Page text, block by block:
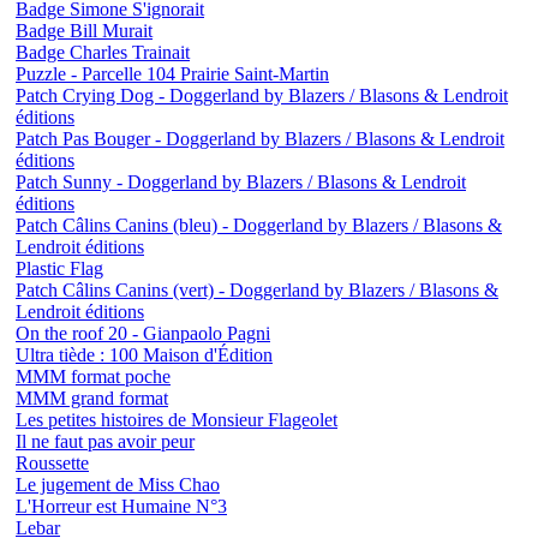
Badge Simone S'ignorait
Badge Bill Murait
Badge Charles Trainait
Puzzle - Parcelle 104 Prairie Saint-Martin
Patch Crying Dog - Doggerland by Blazers / Blasons & Lendroit
éditions
Patch Pas Bouger - Doggerland by Blazers / Blasons & Lendroit
éditions
Patch Sunny - Doggerland by Blazers / Blasons & Lendroit
éditions
Patch Câlins Canins (bleu) - Doggerland by Blazers / Blasons &
Lendroit éditions
Plastic Flag
Patch Câlins Canins (vert) - Doggerland by Blazers / Blasons &
Lendroit éditions
On the roof 20 - Gianpaolo Pagni
Ultra tiède : 100 Maison d'Édition
MMM format poche
MMM grand format
Les petites histoires de Monsieur Flageolet
Il ne faut pas avoir peur
Roussette
Le jugement de Miss Chao
L'Horreur est Humaine N°3
Lebar